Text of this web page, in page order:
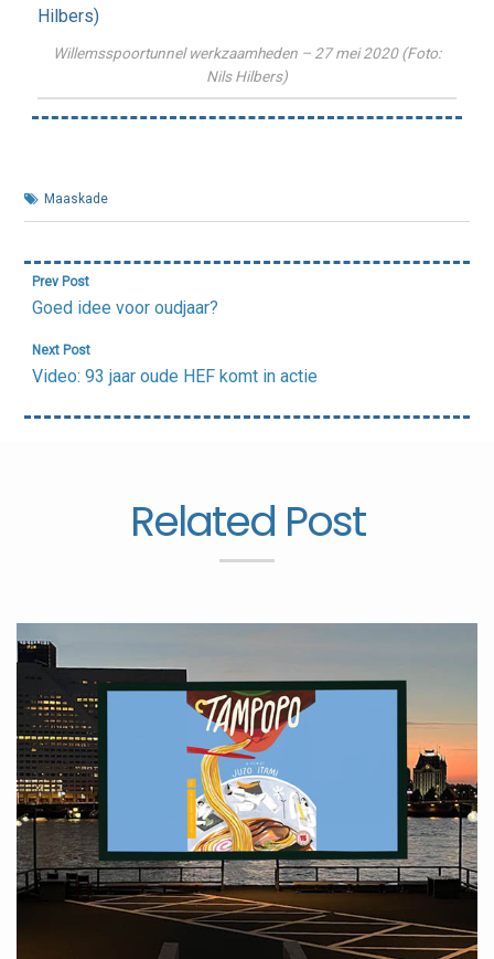
Willemsspoortunnel werkzaamheden – 27 mei 2020 (Foto:
Nils Hilbers)
Maaskade
Bericht
navigatie
Prev Post
Goed idee voor oudjaar?
Next Post
Video: 93 jaar oude HEF komt in actie
Related Post